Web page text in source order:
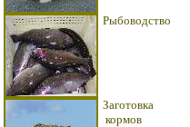
Рыбоводство
Заготовка
кормов